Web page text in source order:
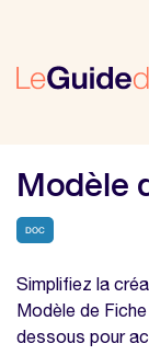
Modèle
DOC
Simplifiez la
Modèle de
dessous pour